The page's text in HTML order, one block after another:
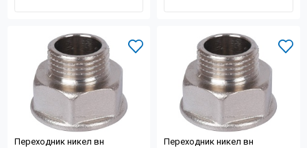
Переходник никел вн
Переходник никел вн